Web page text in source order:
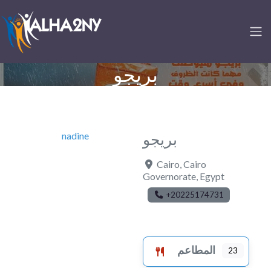
بريجو
nadine بريجو
Cairo,Cairo
Governorate, Egypt
+20225174731
المطاعم 23